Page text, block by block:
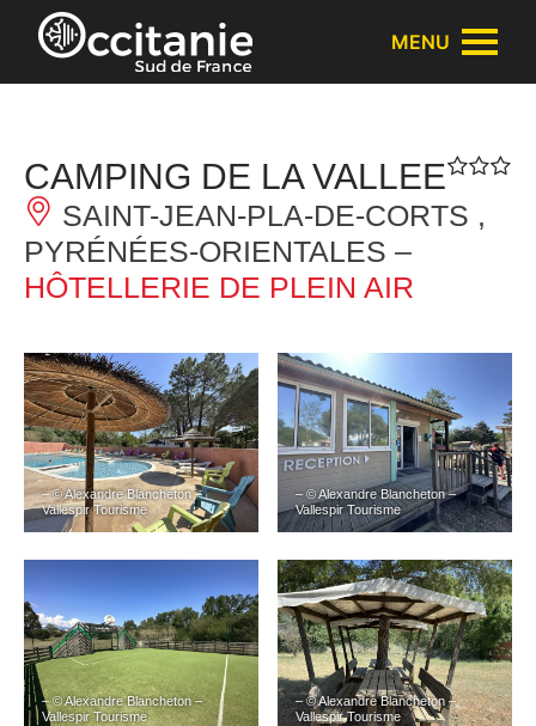
Panneau de gestion des cookies
MENU
CAMPING DE LA VALLEE
SAINT-JEAN-PLA-DE-CORTS ,
PYRÉNÉES-ORIENTALES –
HÔTELLERIE DE PLEIN AIR
– © Alexandre Blancheton –
Vallespir Tourisme
– © Alexandre Blancheton –
Vallespir Tourisme
– © Alexandre Blancheton –
Vallespir Tourisme
– © Alexandre Blancheton –
Vallespir Tourisme